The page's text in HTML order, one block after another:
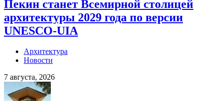
Пекин станет Всемирной столицей
архитектуры 2029 года по версии
UNESCO-UIA
Архитектура
Новости
7 августа, 2026